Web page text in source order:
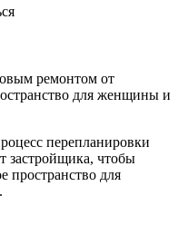
ремонтом от
для женщины и
перепланировки
застройщика, чтобы
пространство для